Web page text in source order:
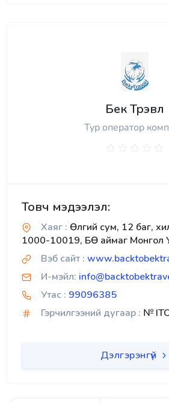
Бек Трэвл
Тур оператор
Товч мэдээлэл:
Хаяг : Өлгий сум, 12 баг,
1000-10019, БӨ аймаг Монгол
Вэб сайт :
И-мэйл:
Утас : 99096385
Гэрчилгээний дугаар : №
Дэлгэрэнгүй